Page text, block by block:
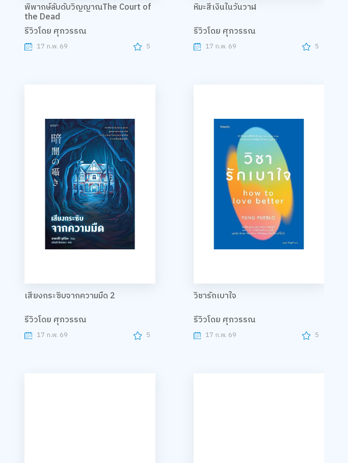
พิพากษ์ลับดับวิญญาณThe Court of
the Dead
รีวิวโดย ศุภวรรณ
17 ก.พ. 69 5
หิมะสีเงินในวันวาฬ
รีวิวโดย ศุภวรรณ
17 ก.พ. 69 5
เสียงกระซิบจากความมืด 2
รีวิวโดย ศุภวรรณ
17 ก.พ. 69 5
วิชารักเบาใจ
รีวิวโดย ศุภวรรณ
17 ก.พ. 69 5